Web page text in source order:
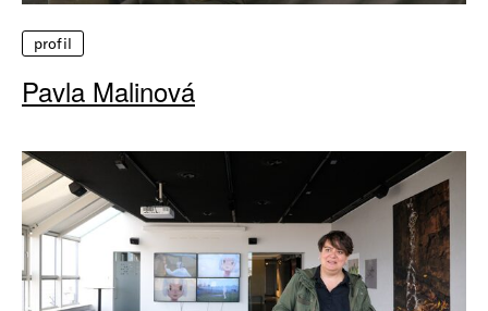
profil
Pavla Malinová